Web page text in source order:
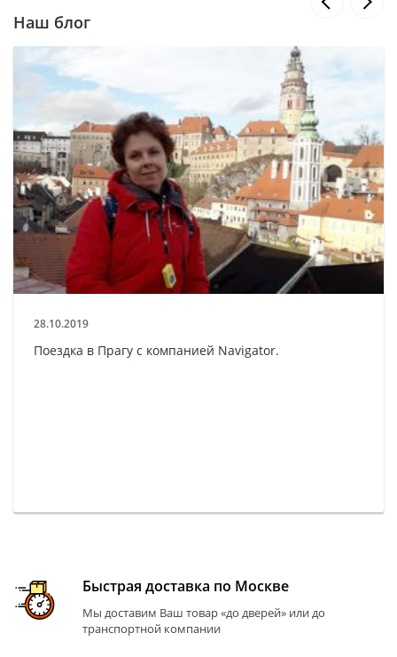
Наш блог
28.10.2019
Поездка в Прагу с компанией Navigator.
Быстрая доставка по Москве
Мы доставим Ваш товар «до дверей» или до
транспортной компании